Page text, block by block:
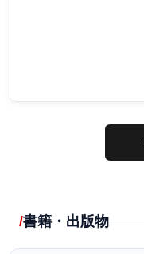
書籍・出版物